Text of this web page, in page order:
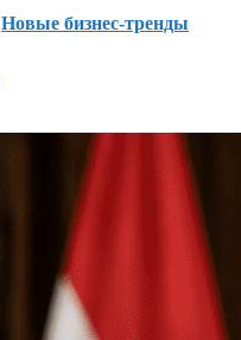
Новые бизнес-тренды